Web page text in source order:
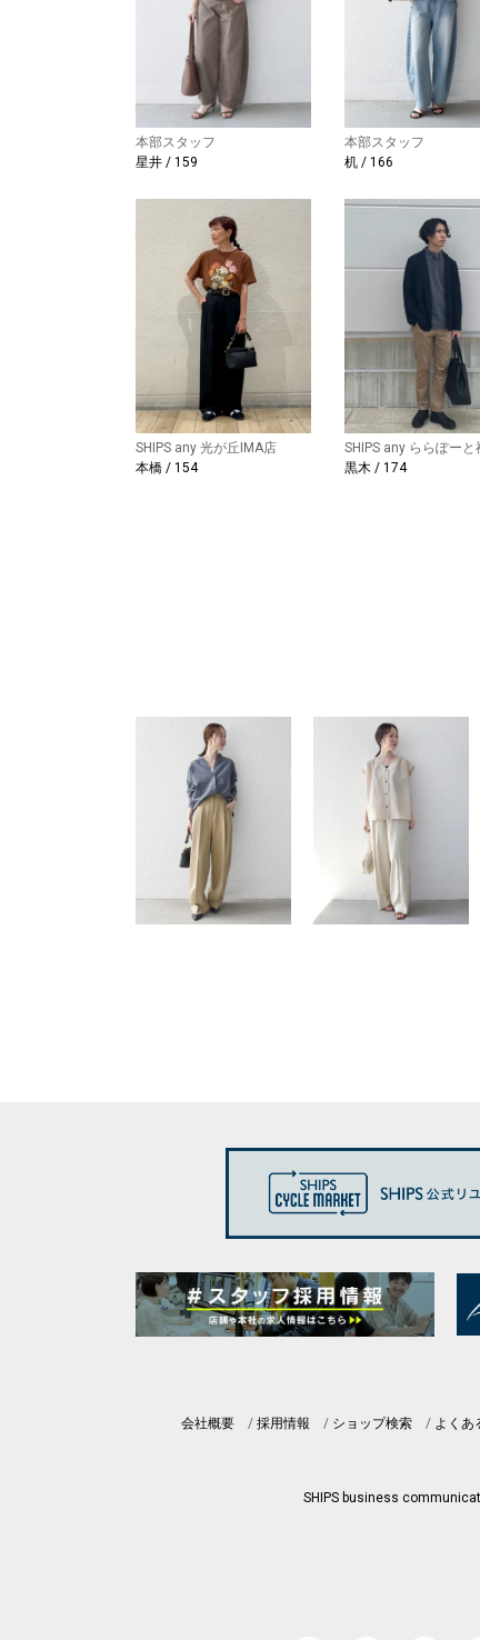
本部スタッフ
星井 / 159
本部スタッフ
机 / 166
SHIPS any 光が丘IMA店
本橋 / 154
SHIPS any ららぽーと
黒木 / 174
会社概要
採用情報 ショップ検索 よくあ
SHIPS business